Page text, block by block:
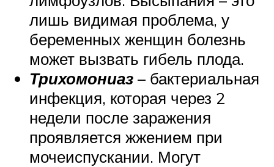
лишь видимая проблема, у
беременных женщин болезнь
может вызвать гибель плода.
Трихомониаз – бактериальная
инфекция, которая через 2
недели после заражения
проявляется жжением при
мочеиспускании. Могут